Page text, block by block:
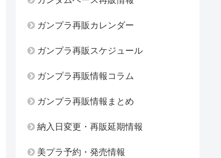
ガンプラ再販カレンダー
ガンプラ再販スケジュール
ガンプラ再販情報コラム
ガンプラ再販情報まとめ
納入日変更・再販延期情報
美プラ予約・発売情報